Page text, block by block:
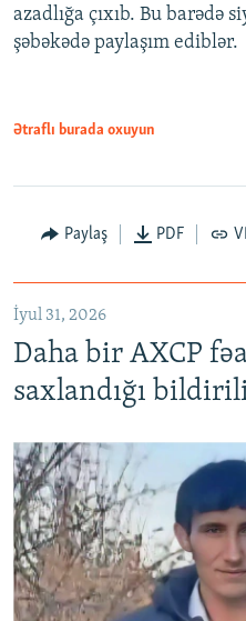
azadlığa çıxıb. Bu barədə
şəbəkədə paylaşım ediblər.
Ətraflı burada oxuyun
Paylaş PDF
İyul 31, 2026
Daha bir AXCP
saxlandığı